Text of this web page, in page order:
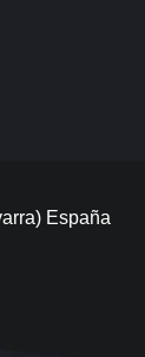
España